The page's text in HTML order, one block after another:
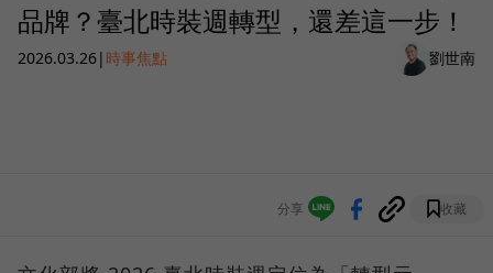
品牌？臺北時裝週轉型，還差這一步！
2026.03.26| 時事焦點 劉世南
分享 收藏